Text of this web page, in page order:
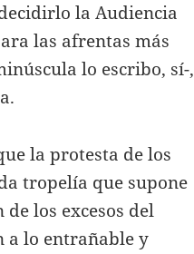
la Audiencia
las afrentas más
lo escribo, sí-,
la protesta de los
tropelía que supone
los excesos del
a lo entrañable y